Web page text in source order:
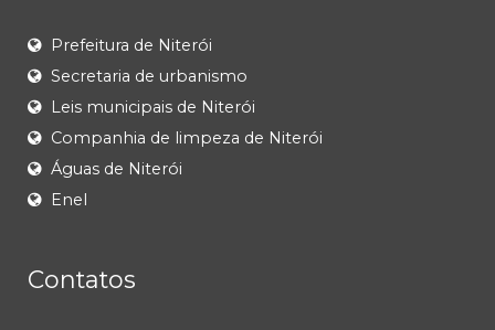
Prefeitura de Niterói
Secretaria de urbanismo
Leis municipais de Niterói
Companhia de limpeza de Niterói
Águas de Niterói
Enel
Contatos